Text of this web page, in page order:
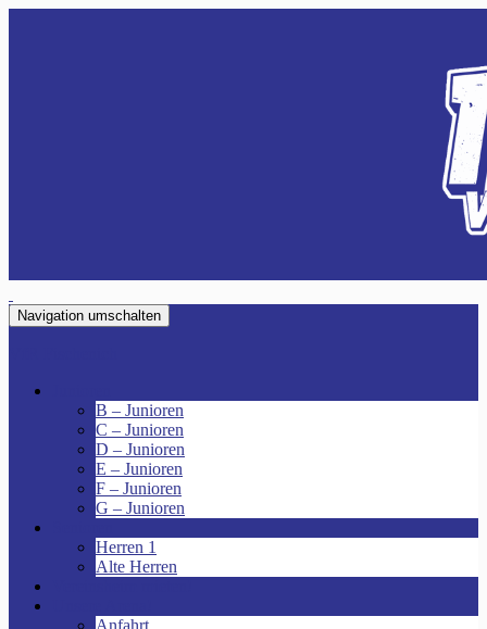
Navigation umschalten
B – Junioren
C – Junioren
D – Junioren
E – Junioren
F – Junioren
G – Junioren
Herren 1
Alte Herren
Anfahrt